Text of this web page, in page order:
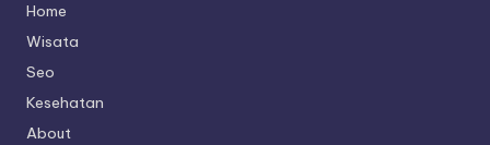
Home
Wisata
Seo
Kesehatan
About